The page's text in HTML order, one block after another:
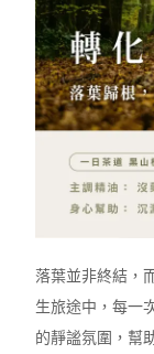
落葉並非終結，
生旅途中，每一
的靜謐氛圍，幫